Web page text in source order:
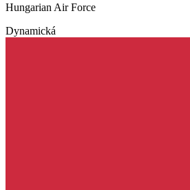
Hungarian Air Force
Dynamická